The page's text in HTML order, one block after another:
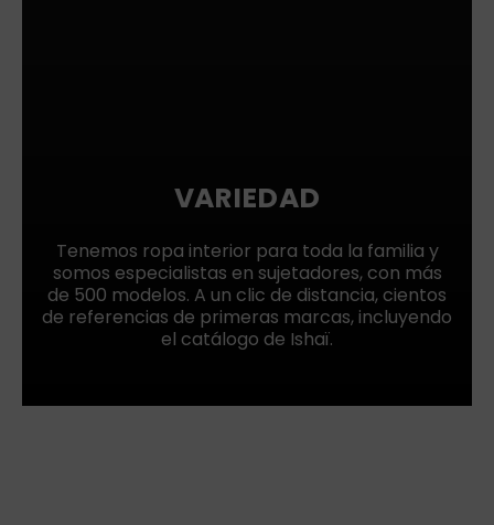
VARIEDAD
Tenemos ropa interior para toda la familia y
somos especialistas en sujetadores, con más
de 500 modelos. A un clic de distancia, cientos
de referencias de primeras marcas, incluyendo
el catálogo de Ishaï.